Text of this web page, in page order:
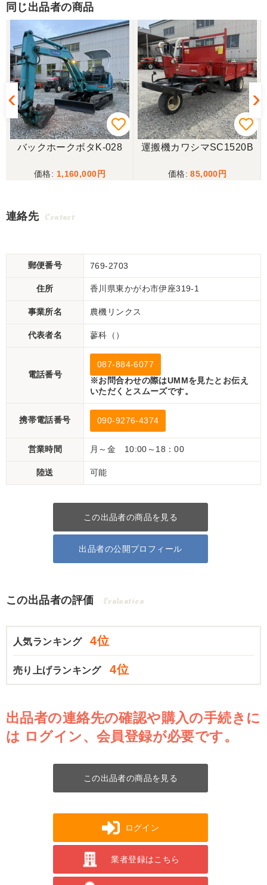
同じ出品者の商品
バックホークボタK-028
1,160,000
運搬機カワシマSC1520B
85,000
連絡先 Contact
郵便番号 769-2703
住所 香川県東かがわ市伊座319-1
事業所名 農機リンクス
代表者名 蓼科（）
電話番号
087-884-6077
※お問合わせの際はUMMを見たとお伝え
いただくとスムーズです。
携帯電話番号 090-9276-4374
営業時間 月～金 10:00～18：00
陸送 可能
この出品者の商品を見る
出品者の公開プロフィール
この出品者の評価 Evaluation
人気ランキング 4位
売り上げランキング 4位
出品者の連絡先の確認や購入の手続きに
は ログイン、会員登録が必要です。
この出品者の商品を見る
ログイン
業者登録はこちら